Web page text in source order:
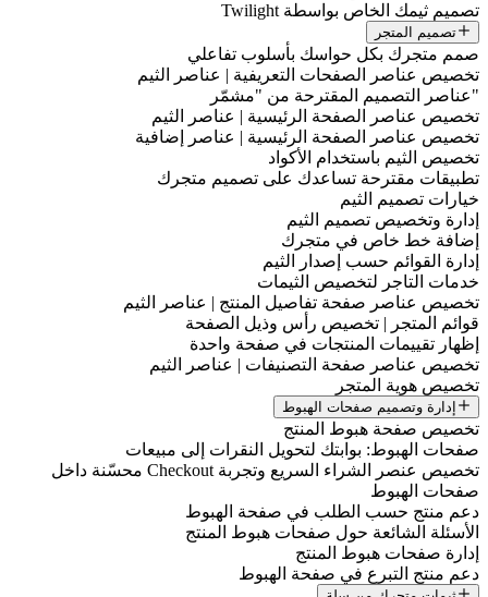
تصميم ثيمك الخاص بواسطة Twilight
تصميم المتجر
صمم متجرك بكل حواسك بأسلوب تفاعلي
تخصيص عناصر الصفحات التعريفية | عناصر الثيم
"عناصر التصميم المقترحة من "مشمّر
تخصيص عناصر الصفحة الرئيسية | عناصر الثيم
تخصيص عناصر الصفحة الرئيسية | عناصر إضافية
تخصيص الثيم باستخدام الأكواد
تطبيقات مقترحة تساعدك على تصميم متجرك
خيارات تصميم الثيم
إدارة وتخصيص تصميم الثيم
إضافة خط خاص في متجرك
إدارة القوائم حسب إصدار الثيم
خدمات التاجر لتخصيص الثيمات
تخصيص عناصر صفحة تفاصيل المنتج | عناصر الثيم
قوائم المتجر | تخصيص رأس وذيل الصفحة
إظهار تقييمات المنتجات في صفحة واحدة
تخصيص عناصر صفحة التصنيفات | عناصر الثيم
تخصيص هوية المتجر
إدارة وتصميم صفحات الهبوط
تخصيص صفحة هبوط المنتج
صفحات الهبوط: بوابتك لتحويل النقرات إلى مبيعات
تخصيص عنصر الشراء السريع وتجربة Checkout محسّنة داخل
صفحات الهبوط
دعم منتج حسب الطلب في صفحة الهبوط
الأسئلة الشائعة حول صفحات هبوط المنتج
إدارة صفحات هبوط المنتج
دعم منتج التبرع في صفحة الهبوط